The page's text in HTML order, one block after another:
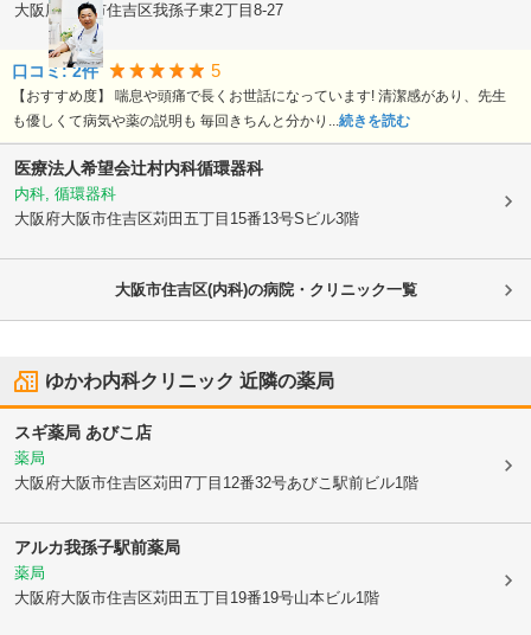
大阪府大阪市住吉区我孫子東2丁目8-27
口コミ:2件 5
【おすすめ度】 喘息や頭痛で長くお世話になっています! 清潔感があり、先生
も優しくて病気や薬の説明も 毎回きちんと分かり...続きを読む
医療法人希望会辻村内科循環器科
内科, 循環器科
大阪府大阪市住吉区苅田五丁目15番13号Sビル3階
大阪市住吉区(内科)の病院・クリニック一覧
ゆかわ内科クリニック 近隣の薬局
スギ薬局 あびこ店
薬局
大阪府大阪市住吉区苅田7丁目12番32号あびこ駅前ビル1階
アルカ我孫子駅前薬局
薬局
大阪府大阪市住吉区苅田五丁目19番19号山本ビル1階